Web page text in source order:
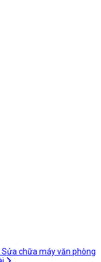
Sửa chữa máy văn phòng